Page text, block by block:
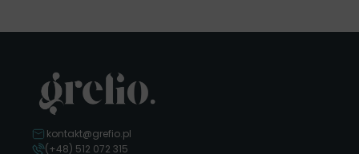
kontakt@grefio.pl
(+48) 512 072 315